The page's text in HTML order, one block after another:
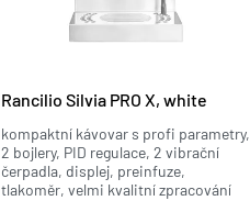
Rancilio Silvia PRO X, white
kompaktní kávovar s profi parametry,
2 bojlery, PID regulace, 2 vibrační
čerpadla, displej, preinfuze,
tlakoměr, velmi kvalitní zpracování